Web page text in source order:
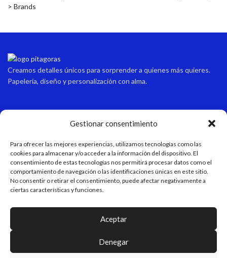
Gestionar consentimiento
Para ofrecer las mejores experiencias, utilizamos tecnologías como las
cookies para almacenar y/o acceder a la información del dispositivo. El
consentimiento de estas tecnologías nos permitirá procesar datos como el
comportamiento de navegación o las identificaciones únicas en este sitio.
No consentir o retirar el consentimiento, puede afectar negativamente a
ciertas características y funciones.
Aceptar
Denegar
> Brands
Creamos detalles únicos para sorprender a quienes más quieres.
Papelería, diseño y personalización con alma.
Avda sabinal 34, local 10 Roquetas de mar, Almería, España.
Email
pitagoraspapeleria@hotmail.com
Verano: 9:15-13:45/17:00-21:00 Invierno: 9:15-13:45/16:30-20:30